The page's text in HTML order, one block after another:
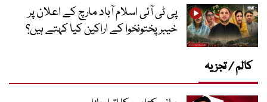
پی ٹی آئی اسلام آباد مارچ کے اعلان پر
خیبر پختونخوا کے اراکین کیا کہتے ہیں؟
کالم / تجزیہ